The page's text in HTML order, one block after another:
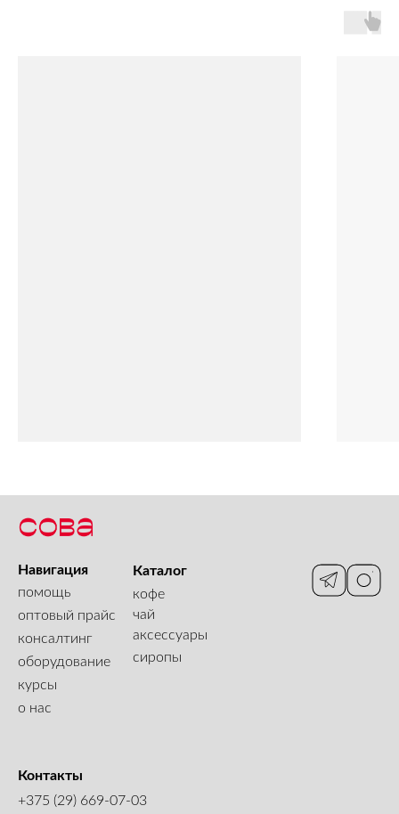
Каталог
кофе
чай
аксессуары
сиропы
Навигация
помощь
оптовый прайс
оборудование
консалтинг
курсы
о нас
Контакты
+375 (29) 669-07-03